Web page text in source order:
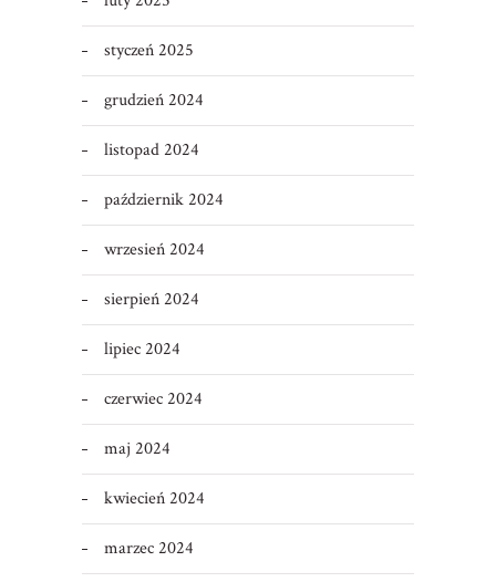
styczeń 2025
grudzień 2024
listopad 2024
październik 2024
wrzesień 2024
sierpień 2024
lipiec 2024
czerwiec 2024
maj 2024
kwiecień 2024
marzec 2024